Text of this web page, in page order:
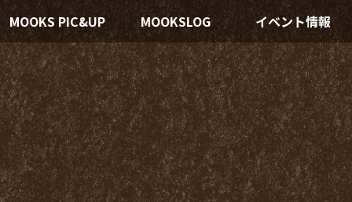
MOOKS PIC&UP MOOKSLOG イベント情報